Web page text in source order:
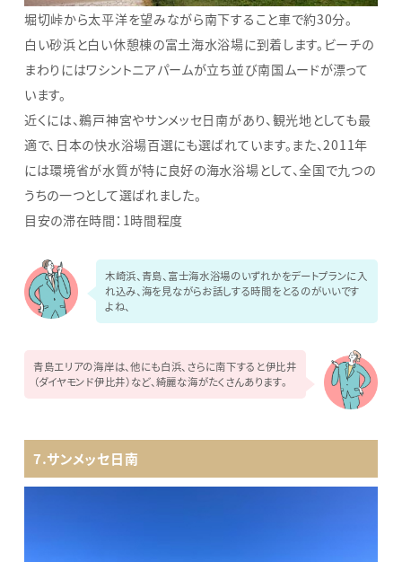
堀切峠から太平洋を望みながら南下すること車で約30分。
白い砂浜と白い休憩棟の富土海水浴場に到着します。ビーチの
まわりにはワシントニアパームが立ち並び南国ムードが漂って
います。
近くには、鵜戸神宮やサンメッセ日南があり、観光地としても最
適で、日本の快水浴場百選にも選ばれています。また、2011年
には環境省が水質が特に良好の海水浴場として、全国で九つの
うちの一つとして選ばれました。
目安の滞在時間：1時間程度
木崎浜、青島、富士海水浴場のいずれかをデートプランに入
れ込み、海を見ながらお話しする時間をとるのがいいです
よね、
青島エリアの海岸は、他にも白浜、さらに南下すると伊比井
（ダイヤモンド伊比井）など、綺麗な海がたくさんあります。
7.サンメッセ日南